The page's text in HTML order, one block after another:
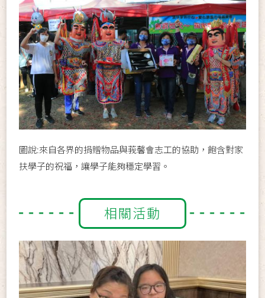
圖說:來自各界的捐贈物品與莪馨會志工的協助，飽含對家
扶學子的祝福，讓學子能夠穩定學習。
相關活動